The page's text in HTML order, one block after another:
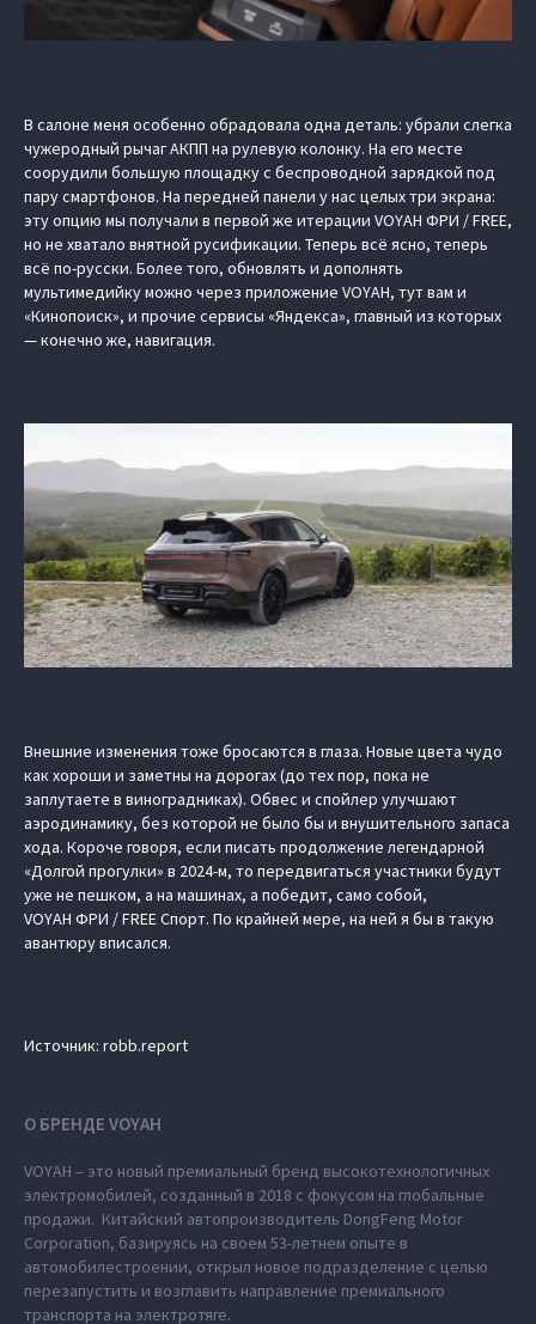
В салоне меня особенно обрадовала одна деталь: убрали слегка
чужеродный рычаг АКПП на рулевую колонку. На его месте
соорудили большую площадку с беспроводной зарядкой под
пару смартфонов. На передней панели у нас целых три экрана:
эту опцию мы получали в первой же итерации VOYAH ФРИ / FREE,
но не хватало внятной русификации. Теперь всё ясно, теперь
всё по-русски. Более того, обновлять и дополнять
мультимедийку можно через приложение VOYAH, тут вам и
«Кинопоиск», и прочие сервисы «Яндекса», главный из которых
— конечно же, навигация.
Внешние изменения тоже бросаются в глаза. Новые цвета чудо
как хороши и заметны на дорогах (до тех пор, пока не
заплутаете в виноградниках). Обвес и спойлер улучшают
аэродинамику, без которой не было бы и внушительного запаса
хода. Короче говоря, если писать продолжение легендарной
«Долгой прогулки» в 2024-м, то передвигаться участники будут
уже не пешком, а на машинах, а победит, само собой,
VOYAH ФРИ / FREE Спорт. По крайней мере, на ней я бы в такую
авантюру вписался.
Источник: robb.report
О БРЕНДЕ VOYAH
VOYAH – это новый премиальный бренд высокотехнологичных
электромобилей, созданный в 2018 с фокусом на глобальные
продажи. Китайский автопроизводитель DongFeng Motor
Corporation, базируясь на своем 53-летнем опыте в
автомобилестроении, открыл новое подразделение с целью
перезапустить и возглавить направление премиального
транспорта на электротяге.